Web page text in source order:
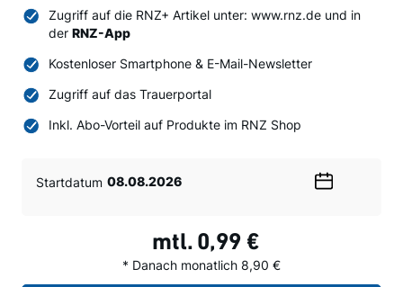
Zugriff auf die RNZ+ Artikel unter: www.rnz.de und in
der RNZ-App
Kostenloser Smartphone & E-Mail-Newsletter
Zugriff auf das Trauerportal
Inkl. Abo-Vorteil auf Produkte im RNZ Shop
Startdatum
mtl. 0,99 €
* Danach monatlich 8,90 €